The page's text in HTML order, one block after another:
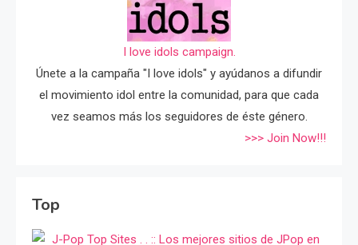
I love idols campaign.
Únete a la campaña "I love idols" y ayúdanos a difundir
el movimiento idol entre la comunidad, para que cada
vez seamos más los seguidores de éste género.
>>> Join Now!!!
Top